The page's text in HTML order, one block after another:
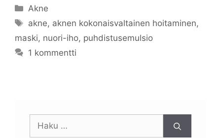
Kategoriat
Akne
Avainsanat
akne, aknen kokonaisvaltainen hoitaminen,
maski, nuori-iho, puhdistusemulsio
1 kommentti
Haku: